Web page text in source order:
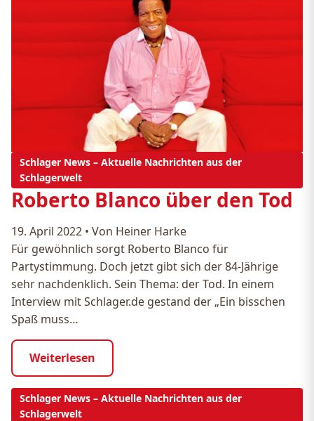
Schlager News – Aktuelle Nachrichten aus der
Schlagerwelt
Roberto Blanco über den Tod
19. April 2022 • Von Heiner Harke
Für gewöhnlich sorgt Roberto Blanco für
Partystimmung. Doch jetzt gibt sich der 84-Jährige
sehr nachdenklich. Sein Thema: der Tod. In einem
Interview mit Schlager.de gestand der „Ein bisschen
Spaß muss…
Weiterlesen
Schlager News – Aktuelle Nachrichten aus der
Schlagerwelt